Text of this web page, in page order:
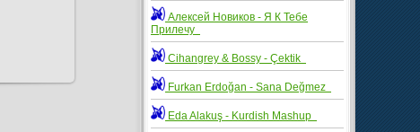
Алексей Новиков - Я К Тебе
Прилечу
Cihangrey & Bossy - Çektik
Furkan Erdoğan - Sana Değmez
Eda Alakuş - Kurdish Mashup